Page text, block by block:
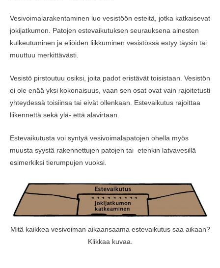
Vesivoimalarakentaminen luo vesistöön esteitä, jotka katkaisevat
jokijatkumon. Patojen estevaikutuksen seurauksena ainesten
kulkeutuminen ja eliöiden liikkuminen vesistössä estyy täysin tai
muuttuu merkittävästi.
Vesistö pirstoutuu osiksi, joita padot eristävät toisistaan. Vesistön
ei ole enää yksi kokonaisuus, vaan sen osat ovat vain rajoitetusti
yhteydessä toisiinsa tai eivät ollenkaan. Estevaikutus rajoittaa
liikennettä sekä ylä- että alavirtaan.
Estevaikutusta voi syntyä vesivoimalapatojen ohella myös
muusta syystä rakennettujen patojen tai etenkin latvavesillä
esimerkiksi tierumpujen vuoksi.
Mitä kaikkea vesivoiman aikaansaama estevaikutus saa aikaan?
Klikkaa kuvaa.